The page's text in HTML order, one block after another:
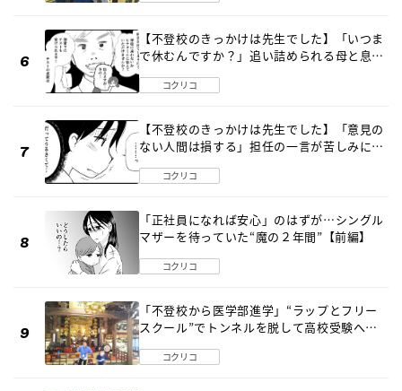
【不登校のきっかけは先生でした】「いつま
で休むんですか？」追い詰められる母と息子
コクリコ
【不登校のきっかけは先生でした】「意見の
ない人間は損する」担任の一言が苦しみに…
コクリコ
「正社員になれば安心」のはずが…シングル
マザーを待っていた“魔の２年間”【前編】
コクリコ
「不登校から医学部進学」“ラップとフリー
スクール”でトンネルを脱して高校受験へ
コクリコ